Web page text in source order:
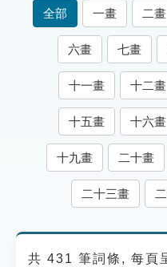
索引選單
知識索引
單字索引
生命大百科索引
遊戲專區
貓頭鷹博士
全部 一畫 二畫
六畫 七畫
十一畫 十二畫
十五畫 十六畫
十九畫 二十畫
二十三畫
共 431 筆詞條, 每頁